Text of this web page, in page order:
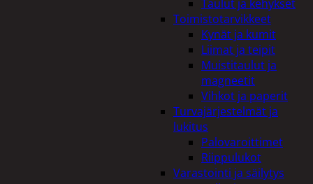
Taulut ja kehykset
Toimistotarvikkeet
Kynät ja kumit
Liimat ja teipit
Muistitaulut ja
magneetit
Vihkot ja paperit
Turvajärjestelmät ja
lukitus
Palovaroittimet
Riippulukot
Varastointi ja säilytys